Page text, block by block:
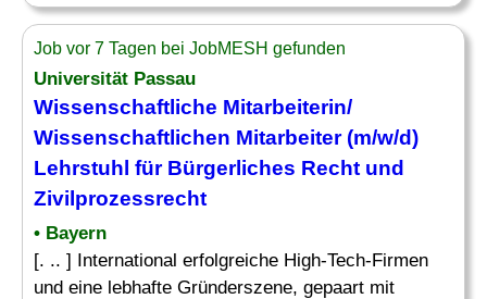
Job vor 7 Tagen bei JobMESH gefunden
Universität Passau
Wissenschaftliche Mitarbeiterin/
Wissenschaftlichen Mitarbeiter (m/w/d)
Lehrstuhl für Bürgerliches Recht und
Zivilprozessrecht
• Bayern
[. .. ] International erfolgreiche High-Tech-Firmen
und eine lebhafte Gründerszene, gepaart mit